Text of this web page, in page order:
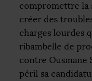
compromettre la
créer des
charges lourdes
ribambelle de
contre Ousmane
péril sa